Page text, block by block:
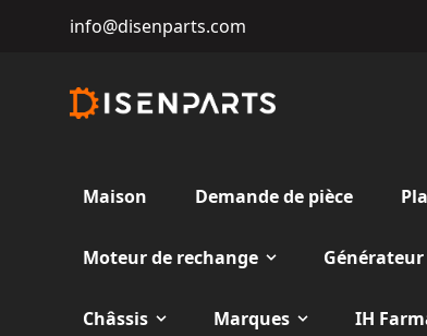
info@disenparts.com
Maison Demande de pièce
Moteur de rechange Générateur
Châssis Marques
IH